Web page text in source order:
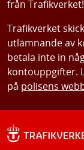
från Trafikverket!
Trafikverket
utlämnande av
betala inte in
kontouppgifter.
på polisens